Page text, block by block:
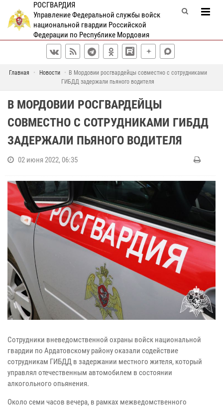
РОСГВАРДИЯ
Управление Федеральной службы войск
национальной гвардии Российской
Федерации по Республике Мордовия
Главная Новости
В Мордовии росгвардейцы совместно с сотрудниками
ГИБДД задержали пьяного водителя
В МОРДОВИИ РОСГВАРДЕЙЦЫ
СОВМЕСТНО С СОТРУДНИКАМИ ГИБДД
ЗАДЕРЖАЛИ ПЬЯНОГО ВОДИТЕЛЯ
02 июня 2022, 06:35
Сотрудники вневедомственной охраны войск национальной
гвардии по Ардатовскому району оказали содействие
сотрудникам ГИБДД в задержании местного жителя, который
управлял отечественным автомобилем в состоянии
алкогольного опьянения.
Около семи часов вечера, в рамках межведомственного